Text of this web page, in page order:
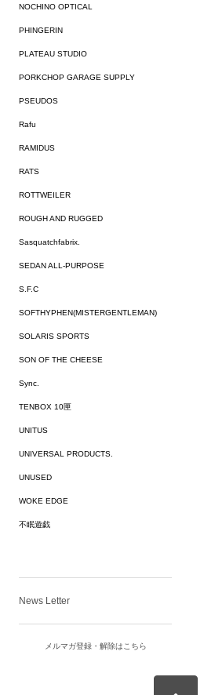
NOCHINO OPTICAL
PHINGERIN
PLATEAU STUDIO
PORKCHOP GARAGE SUPPLY
PSEUDOS
Rafu
RAMIDUS
RATS
ROTTWEILER
ROUGH AND RUGGED
Sasquatchfabrix.
SEDAN ALL-PURPOSE
S.F.C
SOFTHYPHEN(MISTERGENTLEMAN)
SOLARIS SPORTS
SON OF THE CHEESE
Sync.
TENBOX 10匣
UNITUS
UNIVERSAL PRODUCTS.
UNUSED
WOKE EDGE
不眠遊戯
News Letter
メルマガ登録・解除はこちら